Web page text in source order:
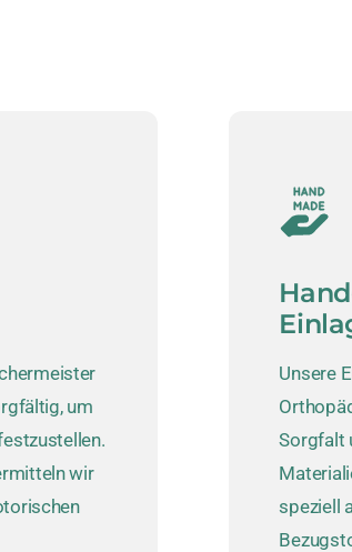
um
wir
Unsere
Sorgfalt
speziell